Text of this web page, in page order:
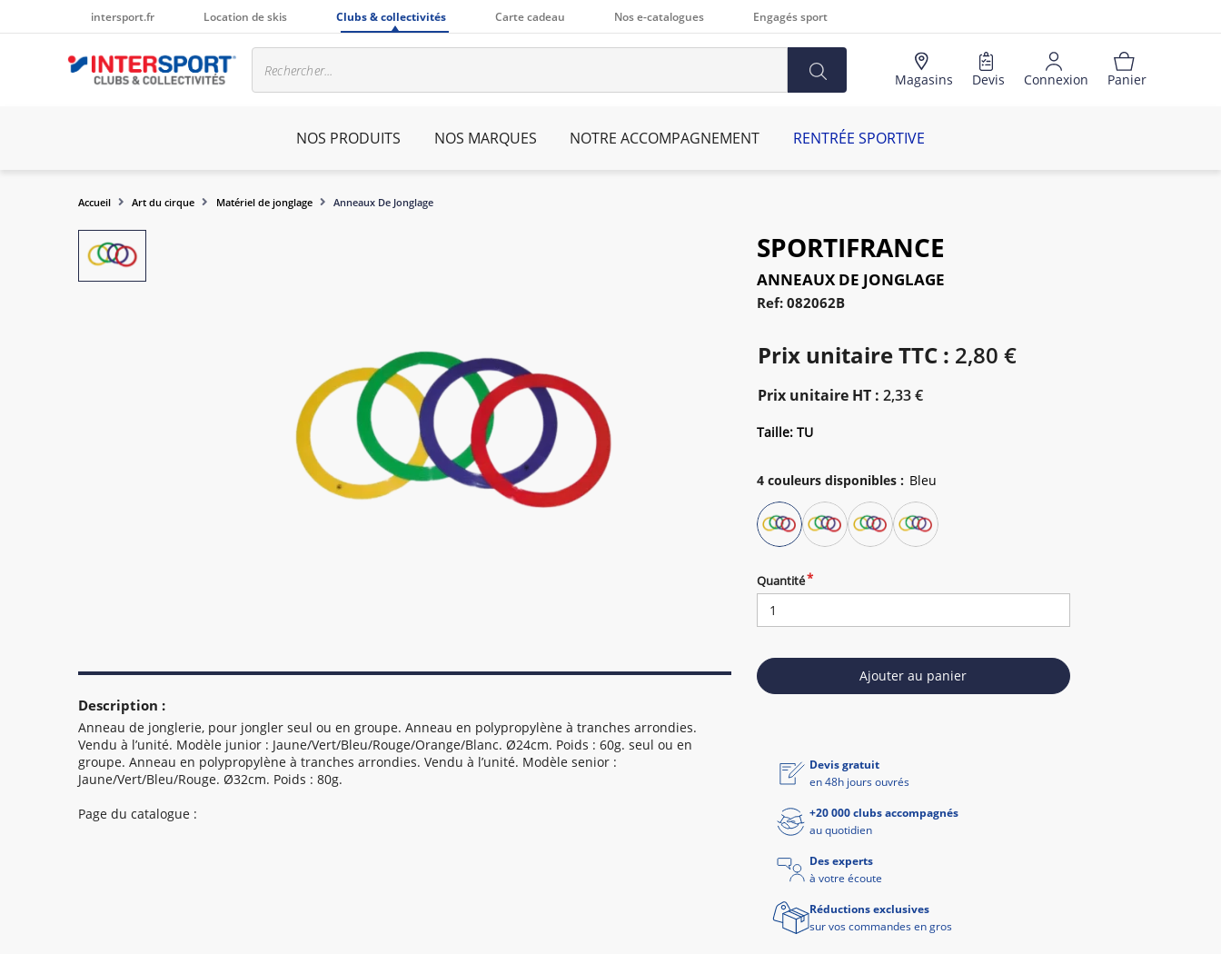
intersport.fr Location de skis Clubs & collectivités Carte cadeau Nos e-catalogues Engagés sport
Magasins Devis Connexion Panier
NOS PRODUITS NOS MARQUES NOTRE ACCOMPAGNEMENT RENTRÉE SPORTIVE
Accueil Art du cirque Matériel de jonglage Anneaux De Jonglage
SPORTIFRANCE
ANNEAUX DE JONGLAGE
Ref: 082062B
Prix unitaire TTC : 2,80 €
Prix unitaire HT : 2,33 €
Taille: TU
4 couleurs disponibles:
Quantité
Ajouter au panier
Description :
Anneau de jonglerie, pour jongler seul ou en groupe. Anneau en polypropylène à tranches arrondies.
Vendu à l’unité. Modèle junior : Jaune/Vert/Bleu/Rouge/Orange/Blanc. Ø24cm. Poids : 60g. seul ou en
groupe. Anneau en polypropylène à tranches arrondies. Vendu à l’unité. Modèle senior :
Jaune/Vert/Bleu/Rouge. Ø32cm. Poids : 80g.
Page du catalogue :
Devis gratuit
en 48h jours ouvrés
+20 000 clubs accompagnés
au quotidien
Des experts
à votre écoute
Réductions exclusives
sur vos commandes en gros